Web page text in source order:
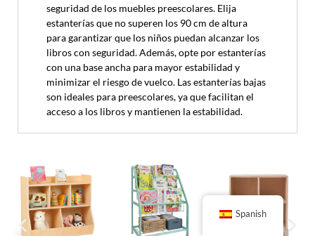
seguridad de los muebles preescolares. Elija
estanterías que no superen los 90 cm de altura
para garantizar que los niños puedan alcanzar los
libros con seguridad. Además, opte por estanterías
con una base ancha para mayor estabilidad y
minimizar el riesgo de vuelco. Las estanterías bajas
son ideales para preescolares, ya que facilitan el
acceso a los libros y mantienen la estabilidad.
Spanish